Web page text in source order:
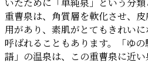
重曹泉は、角質層を軟化させ、
用があり、素肌がとてもきれい
呼ばれることもあります。「ゆ
語」の温泉は、この重曹泉に近い